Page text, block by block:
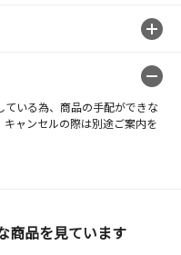
いる為、商品の手配ができな
ャンセルの際は別途ご案内を
商品を見ています